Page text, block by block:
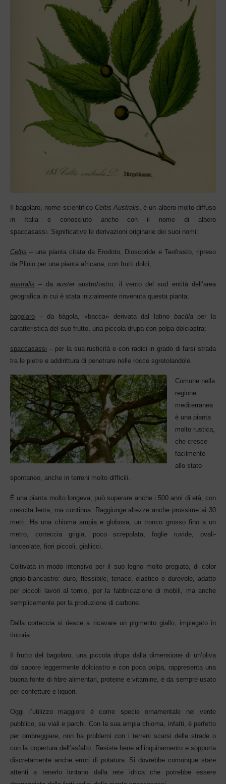
Il bagolaro, nome scientifico Celtis Australis , è un albero molto diffuso
in Italia e conosciuto anche con il nome di albero
spaccasassi. Significative le derivazioni originarie dei suoi nomi:
Celtis – una pianta citata da Erodoto, Dioscoride e Teofrasto, ripreso
da Plinio per una pianta africana, con frutti dolci;
australis – da austeraustro/ostro, il vento del sud entità dell’area
geografica in cui è stata inizialmente rinvenuta questa pianta;
bagolaro – da bàgola, «bacca» derivata dal latino bacŭla per la
caratteristica del suo frutto, una piccola drupa con polpa dolciastra;
spaccasassi – per la sua rusticità e con radici in grado di farsi strada
tra le pietre e addirittura di penetrare nelle rocce sgretolandole.
Comune nella
regione
mediterranea
è una pianta
molto rustica,
che cresce
facilmente
allo stato
spontaneo, anche in terreni molto difficili.
È una pianta molto longeva, può superare anche i 500 anni di età, con
crescita lenta, ma continua. Raggiunge altezze anche prossime ai 30
metri. Ha una chioma ampia e globosa, un tronco grosso fino a un
metro, corteccia grigia, poco screpolata, foglie ruvide, ovali-
lanceolate, fiori piccoli, giallicci.
Coltivata in modo intensivo per il suo legno molto pregiato, di color
grigio-biancastro: duro, flessibile, tenace, elastico e durevole, adatto
per piccoli lavori al tornio, per la fabbricazione di mobili, ma anche
semplicemente per la produzione di carbone.
Dalla corteccia si riesce a ricavare un pigmento giallo, impiegato in
tintoria.
Il frutto del bagolaro, una piccola drupa dalla dimensione di un’oliva
dal sapore leggermente dolciastro e con poca polpa, rappresenta una
buona fonte di fibre alimentari, proteine e vitamine, è da sempre usato
per confetture e liquori.
Oggi l’utilizzo maggiore è come specie ornamentale nel verde
pubblico, su viali e parchi. Con la sua ampia chioma, infatti, è perfetto
per ombreggiare, non ha problemi con i terreni scarsi delle strade o
con la copertura dell’asfalto. Resiste bene all’inquinamento e sopporta
discretamente anche errori di potatura. Si dovrebbe comunque stare
attenti a tenerlo lontano dalla rete idrica che potrebbe essere